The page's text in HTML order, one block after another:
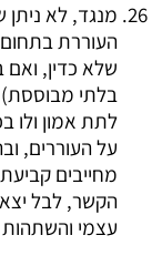
מנגד, לא ניתן
העוררת
שלא כדין,
בלתי
לתת אמון ולו
על העוררים,
מחייבים
הקשר, לבל יצא
עצמי